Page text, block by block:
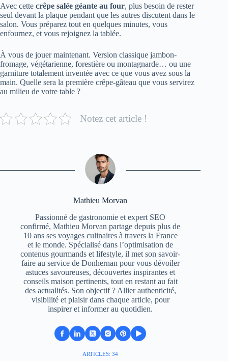
Avec cette crêpe salée géante au four, plus besoin de rester
seul devant la plaque pendant que les autres discutent dans le
salon. Vous préparez tout en quelques minutes, vous
enfournez, et vous rejoignez la tablée.
À vous de jouer maintenant. Version classique jambon-
fromage, végétarienne, forestière ou montagnarde… ou une
garniture totalement inventée avec ce que vous avez sous la
main. Quelle sera la première crêpe-gâteau que vous servirez
au milieu de votre table ?
Notez cet article !
Mathieu Morvan
Passionné de gastronomie et expert SEO
confirmé, Mathieu Morvan partage depuis plus de
10 ans ses voyages culinaires à travers la France
et le monde. Spécialisé dans l’optimisation de
contenus gourmands et lifestyle, il met son savoir-
faire au service de Donhernan pour vous dévoiler
astuces savoureuses, découvertes inspirantes et
conseils maison pertinents, tout en restant au fait
des actualités. Son objectif ? Allier authenticité,
visibilité et plaisir dans chaque article, pour
inspirer et informer au quotidien.
ARTICLES: 34